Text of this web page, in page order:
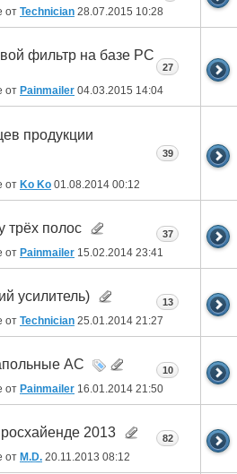
от Technician 28.07.2015 10:28
фильтр на базе PC
от Painmailer 04.03.2015 14:04
27
продукции
от Ko Ko 01.08.2014 00:12
39
трёх полос
от Painmailer 15.02.2014 23:41
37
усилитель)
от Technician 25.01.2014 21:27
13
АС
от Painmailer 16.01.2014 21:50
10
2013
от M.D. 20.11.2013 08:12
82